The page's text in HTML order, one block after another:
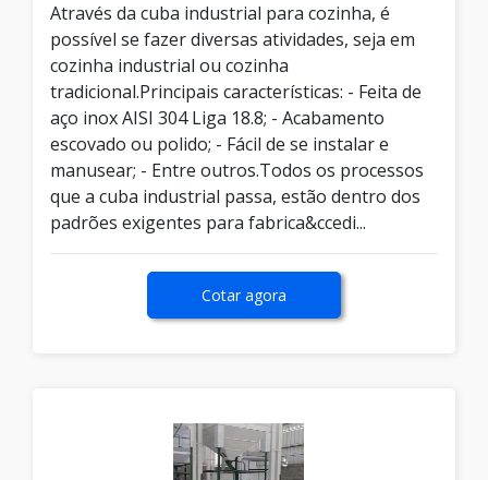
Através da cuba industrial para cozinha, é
possível se fazer diversas atividades, seja em
cozinha industrial ou cozinha
tradicional.Principais características: - Feita de
aço inox AISI 304 Liga 18.8; - Acabamento
escovado ou polido; - Fácil de se instalar e
manusear; - Entre outros.Todos os processos
que a cuba industrial passa, estão dentro dos
padrões exigentes para fabrica&ccedi...
Cotar agora